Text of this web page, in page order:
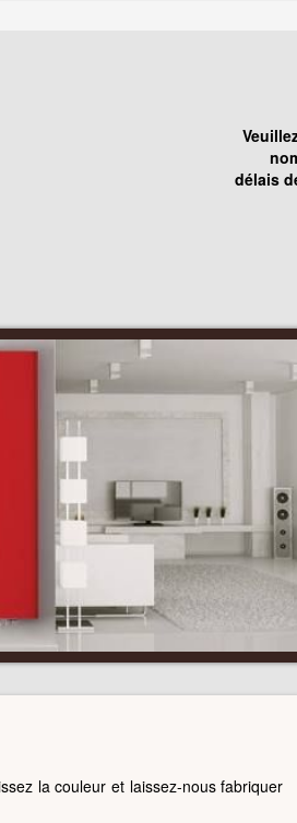
délais
la couleur et laissez-nous fabriquer